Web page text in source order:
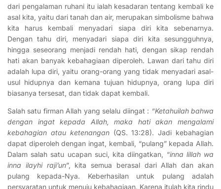
dari pengalaman ruhani itu ialah kesadaran tentang kembali ke
asal kita, yaitu dari tanah dan air, merupakan simbolisme bahwa
kita harus kembali menyadari siapa diri kita sebenarnya.
Dengan tahu diri, menyadari siapa diri kita sesungguhnya,
hingga seseorang menjadi rendah hati, dengan sikap rendah
hati akan banyak kebahagiaan diperoleh. Lawan dari tahu diri
adalah lupa diri, yaitu orang-orang yang tidak menyadari asal-
usul hidupnya dan kemana tujuan hidupnya, orang lupa diri
biasanya tersesat, dan tidak dapat kembali.
Salah satu firman Allah yang selalu diingat : “Ketahuilah bahwa
dengan ingat kepada Allah, maka hati akan mengalami
kebahagian atau ketenangan (QS. 13:28). Jadi kebahagian
dapat diperoleh dengan ingat, kembali, “pulang” kepada Allah.
Dalam salah satu ucapan suci, kita diingatkan, “inna lillah wa
inna ilayhi raji’un”, kita semua berasal dari Allah dan akan
pulang kepada-Nya. Keberhasilan untuk pulang adalah
persyaratan untuk menuju kebahagiaan. Karena itulah kita rindu